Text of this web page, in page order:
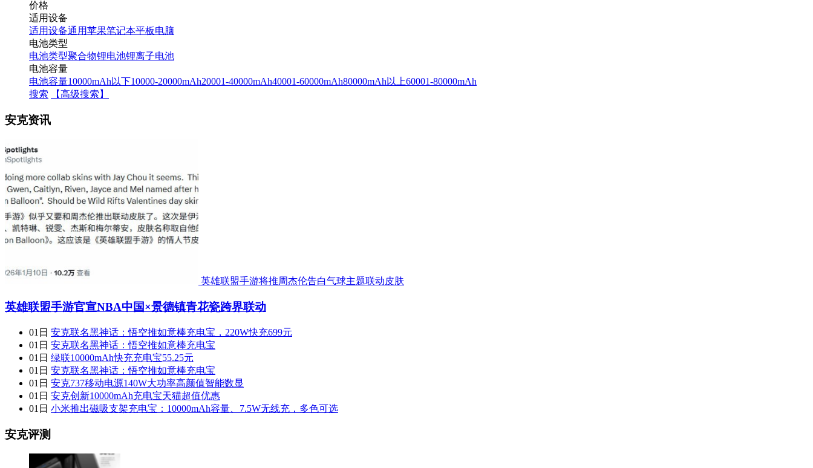
价格
适用设备
适用设备通用苹果笔记本平板电脑
电池类型
电池类型聚合物锂电池锂离子电池
电池容量
电池容量10000mAh以下10000-20000mAh20001-40000mAh40001-60000mAh80000mAh以上60001-80000mAh
搜索
【高级搜索】
安克资讯
英雄联盟手游将推周杰伦告白气球主题联动皮肤
英雄联盟手游官宣NBA中国×景德镇青花瓷跨界联动
01日 安克联名黑神话：悟空推如意棒充电宝，220W快充699元
01日 安克联名黑神话：悟空推如意棒充电宝
01日 绿联10000mAh快充充电宝55.25元
01日 安克联名黑神话：悟空推如意棒充电宝
01日 安克737移动电源140W大功率高颜值智能数显
01日 安克创新10000mAh充电宝天猫超值优惠
01日 小米推出磁吸支架充电宝：10000mAh容量、7.5W无线充，多色可选
安克评测